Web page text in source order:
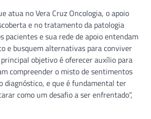
atua no Vera Cruz Oncologia, o apoio
e no tratamento da patologia
pacientes e sua rede de apoio entendam
e busquem alternativas para conviver
principal objetivo é oferecer auxílio para
compreender o misto de sentimentos
diagnóstico, e que é fundamental ter
como um desafio a ser enfrentado”,